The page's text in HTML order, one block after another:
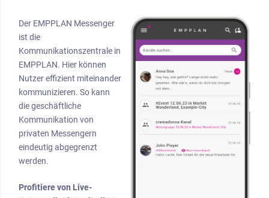
Der EMPPLAN Messenger
ist die
Kommunikationszentrale in
EMPPLAN. Hier können
Nutzer effizient miteinander
kommunizieren. So kann
die geschäftliche
Kommunikation von
privaten Messengern
eindeutig abgegrenzt
werden.
Profitiere von Live-